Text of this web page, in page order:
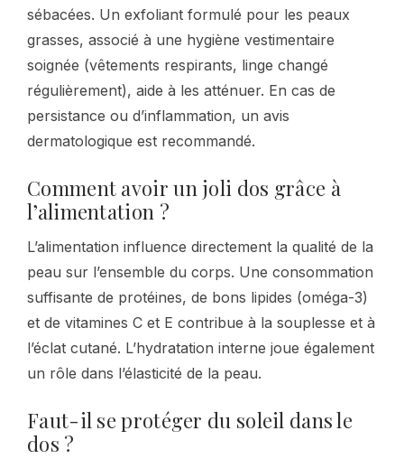
sébacées. Un exfoliant formulé pour les peaux
grasses, associé à une hygiène vestimentaire
soignée (vêtements respirants, linge changé
régulièrement), aide à les atténuer. En cas de
persistance ou d’inflammation, un avis
dermatologique est recommandé.
Comment avoir un joli dos grâce à
l’alimentation ?
L’alimentation influence directement la qualité de la
peau sur l’ensemble du corps. Une consommation
suffisante de protéines, de bons lipides (oméga-3)
et de vitamines C et E contribue à la souplesse et à
l’éclat cutané. L’hydratation interne joue également
un rôle dans l’élasticité de la peau.
Faut-il se protéger du soleil dans le
dos ?